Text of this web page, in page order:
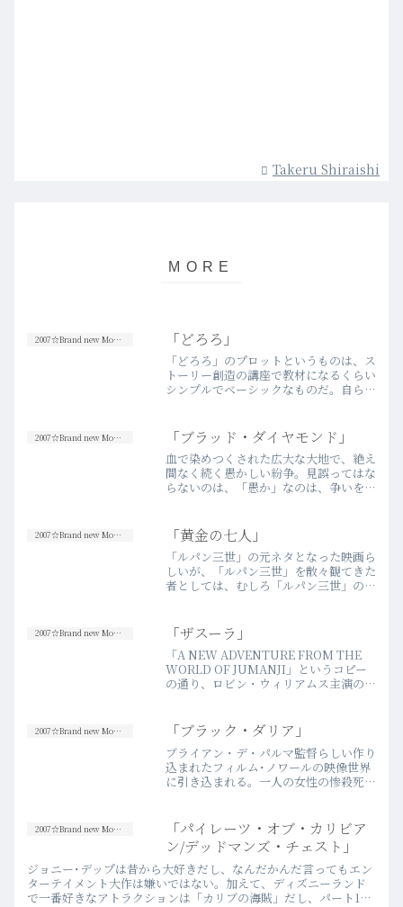
Takeru Shiraishi
2007☆Brand new Movies 「どろろ」
「どろろ」のプロットというものは、ス
トーリー創造の講座で教材になるくらい
シンプルでベーシックなものだ。自らの
の基本的な展開が、かっちりと存在する
ので、映画としてはそれほ…more
2007☆Brand new Movies 「ブラッド・ダイヤモンド」
血で染めつくされた広大な大地で、絶え
間なく続く愚かしい紛争。見誤ってはな
らないのは、「愚か」なのは、争いを続
る人々、詰まりは“無知”な（自分自身も
含めた）世界中の人間た…more
2007☆Brand new Movies 「黄金の七人」
「ルパン三世」の元ネタとなった映画ら
しいが、「ルパン三世」を散々観てきた
者としては、むしろ「ルパン三世」の実
のような金塊をまるごとベルトコンベア
ーで盗み出していく様など…more
2007☆Brand new Movies 「ザスーラ」
「A NEW ADVENTURE FROM THE
WORLD OF JUMANJI」というコピー
の通り、ロビン・ウィリアムス主演の
かなり優れた娯楽映画だと思っている
の…more
2007☆Brand new Movies 「ブラック・ダリア」
ブライアン・デ・パルマ監督らしい作り
込まれたフィルム･ノワールの映像世界
に引き込まれる。一人の女性の惨殺死体
の監督ならではだろう。が、同時に、
「結局何だったのだろう？」…more
2007☆Brand new Movies
「パイレーツ・オブ・カリビア
ン/デッドマンズ・チェスト」
ジョニー･デップは昔から大好きだし、なんだかんだ言ってもエン
ターテイメント大作は嫌いではない。加えて、ディズニーランド
で一番好きなアトラクションは「カリブの海賊」だし、パート1も